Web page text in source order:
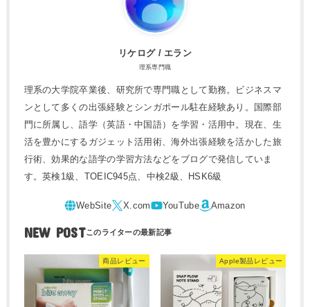
リケログ / エラン
理系専門職
理系の大学院卒業後、研究所で専門職として勤務。ビジネスマ
ンとして多くの出張経験とシンガポール駐在経験あり。国際部
門に所属し、語学（英語・中国語）を学習・活用中。現在、生
活を豊かにするガジェット活用術、海外出張経験を活かした旅
行術、効果的な語学の学習方法などをブログで発信していま
す。英検1級、TOEIC945点、中検2級、HSK6級
NEW POST
商品レビュー Apple製品レビュー